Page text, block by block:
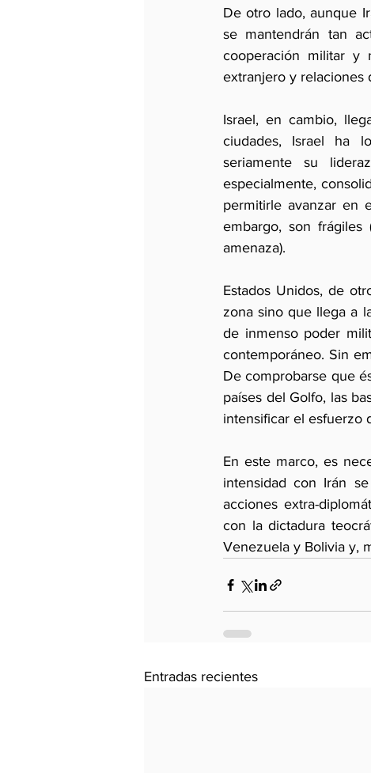
De otro lado, aunque
se mantendrán tan
cooperación militar y
extranjero y relaciones
Israel, en cambio,
ciudades, Israel ha
seriamente su
especialmente,
permitirle avanzar en
embargo, son
amenaza).
Estados Unidos, de
zona sino que llega a
de inmenso poder
contemporáneo. Sin
De comprobarse que
países del Golfo, las
intensificar el esfuerzo
En este marco, es
intensidad con Irán
acciones extra-
con la dictadura
Venezuela y Bolivia y,
Entradas recientes